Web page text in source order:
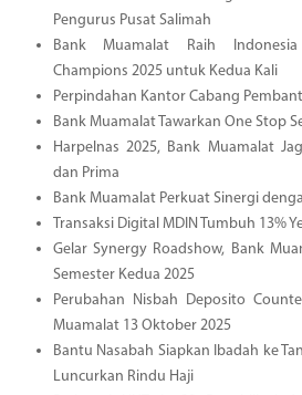
Pengurus Pusat Salimah
Bank Muamalat Raih
Champions 2025 untuk Kedua Kali
Perpindahan Kantor Cabang
Bank Muamalat Tawarkan One Stop
Harpelnas 2025, Bank Muamalat
dan Prima
Bank Muamalat Perkuat Sinergi
Transaksi Digital MDIN Tumbuh 13%
Gelar Synergy Roadshow, Bank
Semester Kedua 2025
Perubahan Nisbah Deposito
Muamalat 13 Oktober 2025
Bantu Nasabah Siapkan Ibadah ke
Luncurkan Rindu Haji